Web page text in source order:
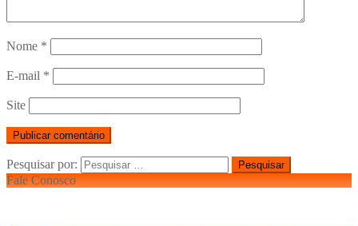
Nome *
E-mail *
Site
Pesquisar por:
Fale Conosco